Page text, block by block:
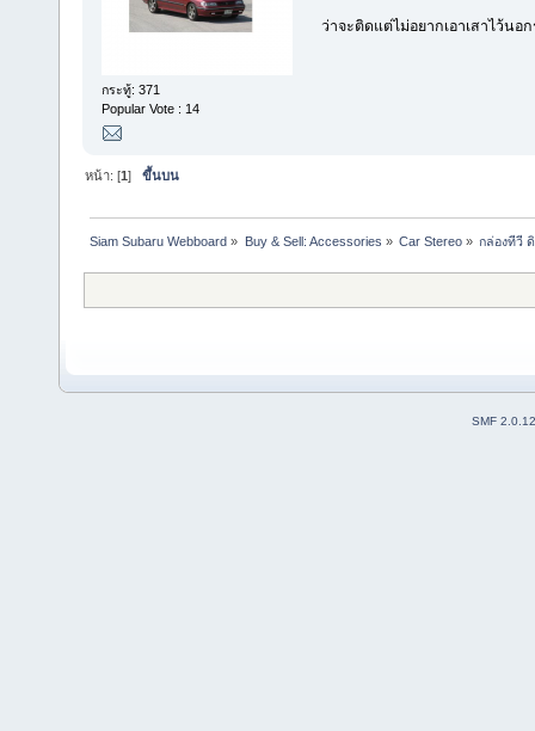
กระทู้: 371
Popular Vote : 14
ว่าจะติดแต่ไม่อยากเอาเสาไว้นอ
หน้า: [1]ขึ้นบน
Siam Subaru Webboard » Buy & Sell: Accessories » Car Stereo» กล่องทีวี
SMF 2.0.12